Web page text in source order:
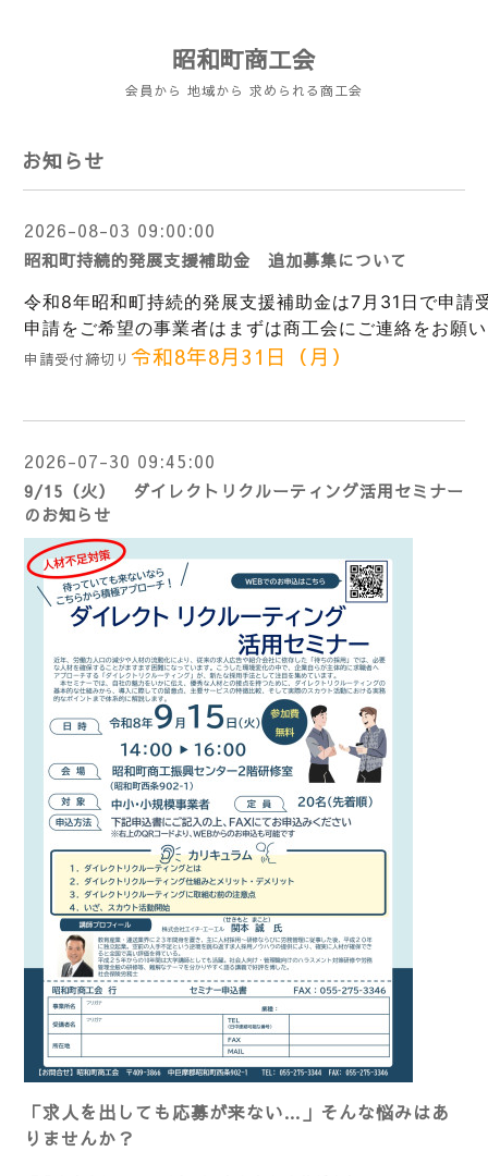
昭和町商工会
会員から 地域から 求められる商工会
お知らせ
2026-08-03 09:00:00
昭和町持続的発展支援補助金 追加募集について
令和8年昭和町持続的発展支援補助金は7月31日で申請
申請をご希望の事業者はまずは商工会にご連絡をお願
申請受付締切り 令和8年8月31日（月）
2026-07-30 09:45:00
9/15（火） ダイレクトリクルーティング活用セミナー
のお知らせ
「求人を出しても応募が来ない…」そんな悩みはあ
りませんか？